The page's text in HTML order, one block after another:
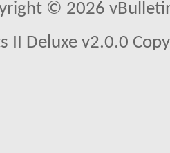
© 2026
II Deluxe v2.0.0